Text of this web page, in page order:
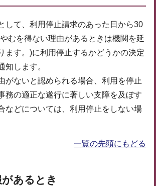
して、利用停止請求のあった日から30
むを得ない理由があるときは機関を延
ます。)に利用停止するかどうかの決定
知します。
がないと認められる場合、利用を停止
務の適正な遂行に著しい支障を及ぼす
などについては、利用停止をしない場
一覧の先頭にもどる
あるとき